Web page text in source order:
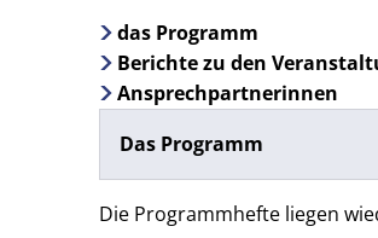
das Programm
Berichte zu den
Ansprechpartnerinnen
Das Programm
Die Programmhefte liegen